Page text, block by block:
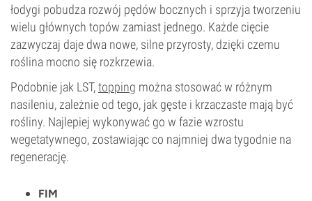
łodygi pobudza rozwój pędów bocznych i sprzyja tworzeniu
wielu głównych topów zamiast jednego. Każde cięcie
zazwyczaj daje dwa nowe, silne przyrosty, dzięki czemu
roślina mocno się rozkrzewia.
Podobnie jak LST,topping można stosować w różnym
nasileniu, zależnie od tego, jak gęste i krzaczaste mają być
rośliny. Najlepiej wykonywać go w fazie wzrostu
wegetatywnego, zostawiając co najmniej dwa tygodnie na
regenerację.
FIM